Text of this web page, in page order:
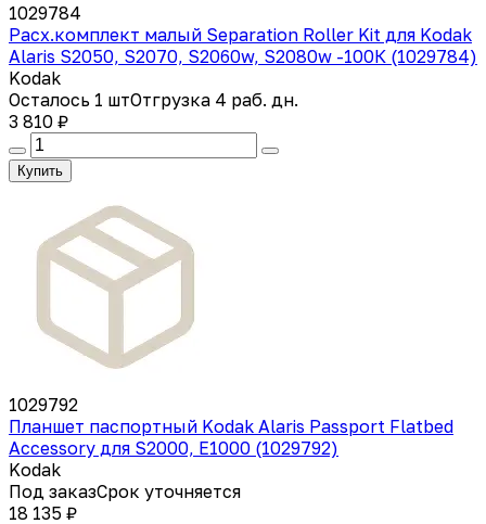
1029784
Расх.комплект малый Separation Roller Kit для Kodak
Alaris S2050, S2070, S2060w, S2080w -100К (1029784)
Kodak
Осталось 1 штОтгрузка 4 раб. дн.
3 810 ₽
Купить
1029792
Планшет паспортный Kodak Alaris Passport Flatbed
Accessory для S2000, E1000 (1029792)
Kodak
Под заказСрок уточняется
18 135 ₽